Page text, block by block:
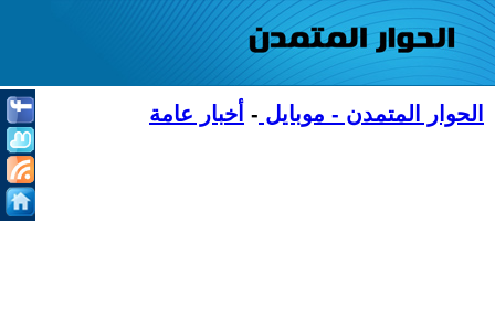
الحوار المتمدن - موبايل - أخبار عامة